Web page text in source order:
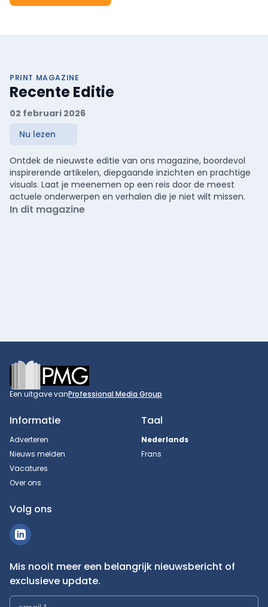
PRINT MAGAZINE
Recente Editie
02 februari 2026
Nu lezen
Ontdek de nieuwste editie van ons magazine, boordevol
inspirerende artikelen, diepgaande inzichten en prachtige
visuals. Laat je meenemen op een reis door de meest
actuele onderwerpen en verhalen die je niet wilt missen.
In dit magazine
Footer
Een uitgave vanProfessional Media Group
Informatie
Adverteren
Nieuws melden
Vacatures
Over ons
Taal
Nederlands
Frans
Volg ons
Mis nooit meer een belangrijk nieuwsbericht of
exclusieve update.